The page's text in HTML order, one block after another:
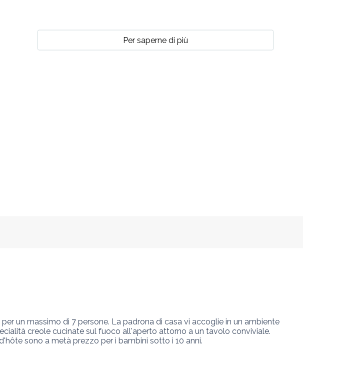
Per saperne di più
un massimo di 7 persone. La padrona di casa vi accoglie in un ambiente
creole cucinate sul fuoco all'aperto attorno a un tavolo conviviale.
sono a metà prezzo per i bambini sotto i 10 anni.